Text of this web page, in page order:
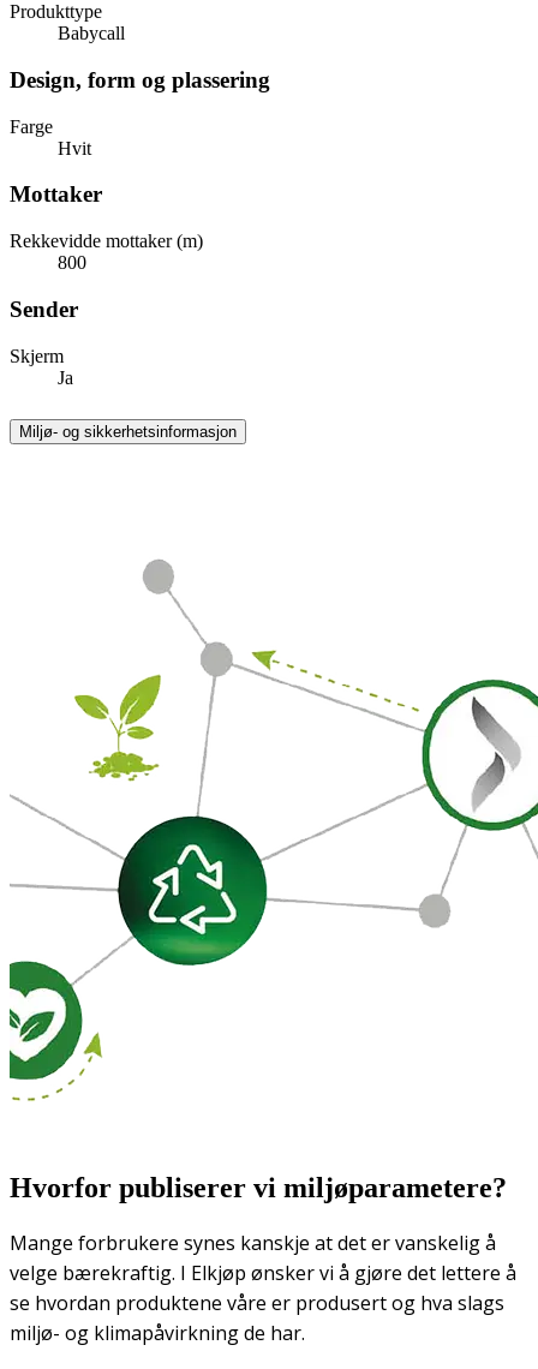
Produkttype
Babycall
Design, form og plassering
Farge
Hvit
Mottaker
Rekkevidde mottaker (m)
800
Sender
Skjerm
Ja
Miljø- og sikkerhetsinformasjon
Hvorfor publiserer vi miljøparametere?
Mange forbrukere synes kanskje at det er vanskelig å
velge bærekraftig. I Elkjøp ønsker vi å gjøre det lettere å
se hvordan produktene våre er produsert og hva slags
miljø- og klimapåvirkning de har.